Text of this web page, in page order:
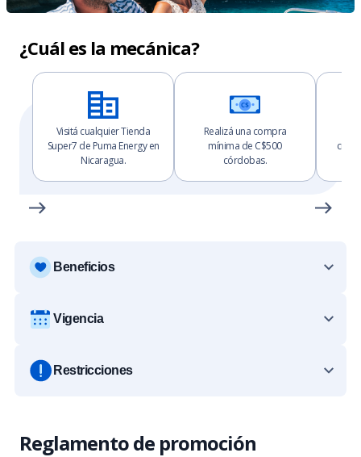
¿Cuál es la mecánica?
Visitá cualquier Tienda
Super7 de Puma Energy en
Nicaragua.
Realizá una compra
mínima de C$500
córdobas.
Beneficios
Vigencia
Restricciones
Reglamento de promoción